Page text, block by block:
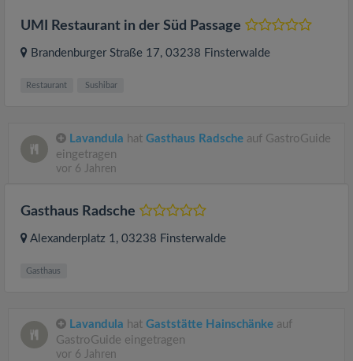
UMI Restaurant in der Süd Passage
Brandenburger Straße 17, 03238 Finsterwalde
Restaurant Sushibar
Lavandula hat Gasthaus Radsche auf GastroGuide
eingetragen
vor 6 Jahren
Gasthaus Radsche
Alexanderplatz 1 , 03238 Finsterwalde
Gasthaus
Lavandula hat Gaststätte Hainschänke auf
GastroGuide eingetragen
vor 6 Jahren